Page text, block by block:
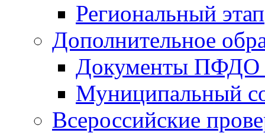
Региональный этап
Дополнительное
Документы ПФДО
Муниципальный
Всероссийские